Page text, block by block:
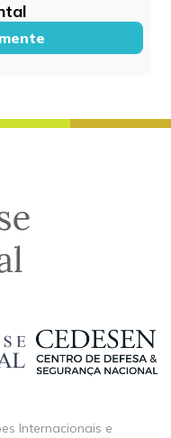
Internacionais e